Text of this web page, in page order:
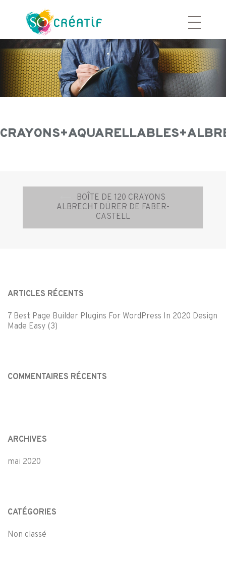
contenu
Navigation
d’article
BOÎTE DE 120 CRAYONS
ALBRECHT DÜRER DE FABER-
CASTELL
ARTICLES RÉCENTS
7 Best Page Builder Plugins For WordPress In 2020 Design
Made Easy (3)
COMMENTAIRES RÉCENTS
ARCHIVES
mai 2020
CATÉGORIES
Non classé